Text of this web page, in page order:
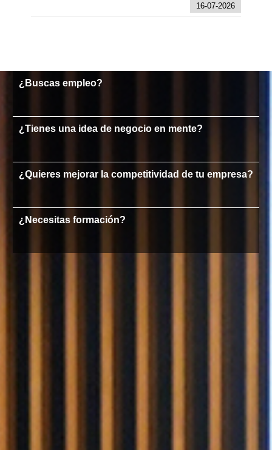
16-07-2026
¿Buscas empleo?
¿Tienes una idea de negocio en mente?
¿Quieres mejorar la competitividad de tu empresa?
¿Necesitas formación?